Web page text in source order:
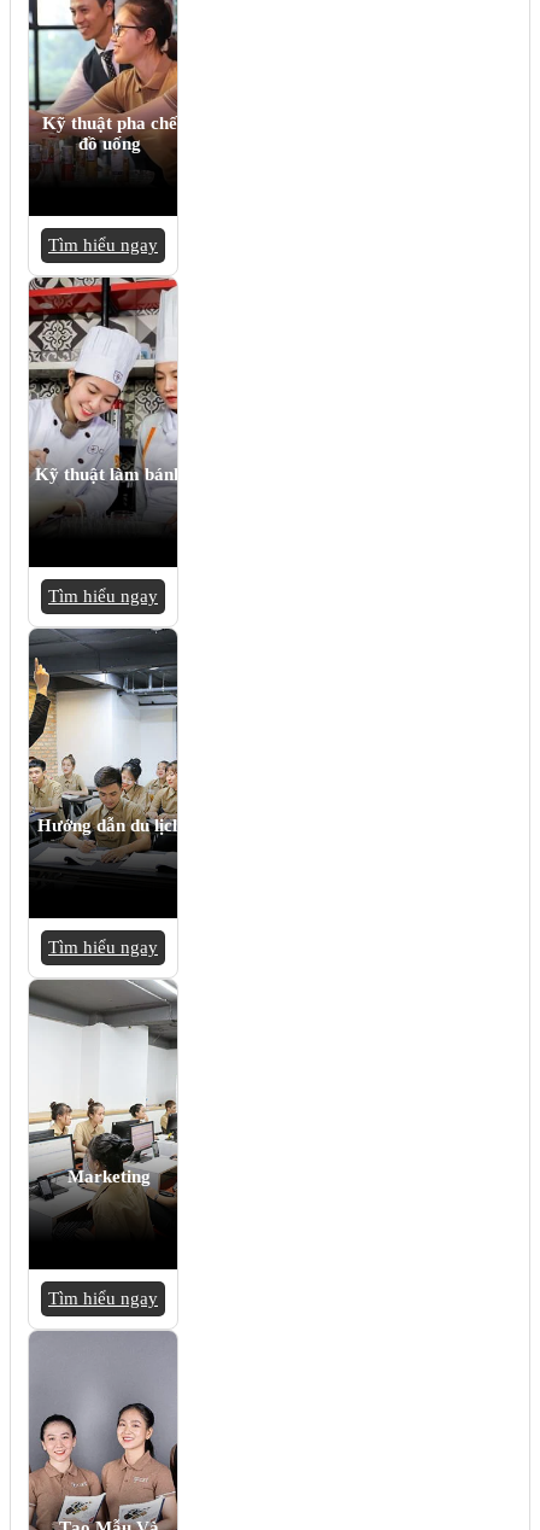
Kỹ thuật pha chế
đồ uống
Tìm hiểu ngay
Kỹ thuật làm bánh
Tìm hiểu ngay
Hướng dẫn du lịch
Tìm hiểu ngay
Marketing
Tìm hiểu ngay